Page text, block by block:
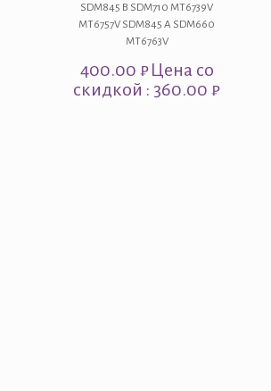
SDM845 B SDM710 MT6739V
MT6757V SDM845 A SDM660
MT6763V
400.00 ₽Цена со
скидкой : 360.00 ₽